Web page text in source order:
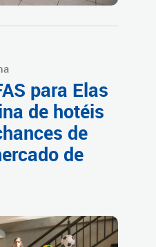
para Elas
de hotéis
de
de